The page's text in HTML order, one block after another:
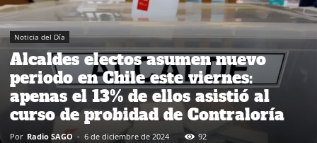
Noticia del Día
Alcaldes electos asumen nuevo
periodo en Chile este viernes:
apenas el 13% de ellos asistió al
curso de probidad de Contraloría
Por Radio SAGO - 6 de diciembre de 2024 92